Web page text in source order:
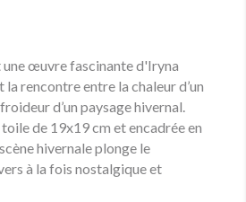
œuvre fascinante d'Iryna
rencontre entre la chaleur d’un
d’un paysage hivernal.
de 19x19 cm et encadrée en
hivernale plonge le
à la fois nostalgique et